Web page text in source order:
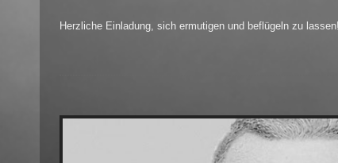
Herzliche Einladung, sich ermutigen und beflügeln zu lassen!